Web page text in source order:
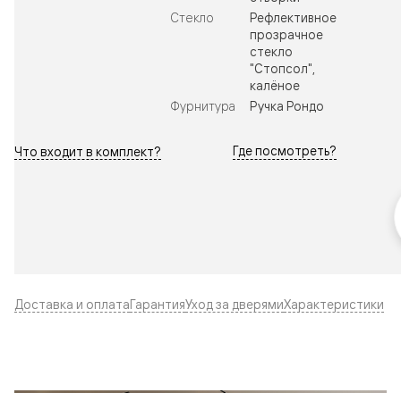
Стекло
Рефлективное
прозрачное
стекло
"Стопсол",
калёное
Фурнитура
Ручка Рондо
Что входит в комплект? Где посмотреть?
Доставка и оплатаГарантияУход за дверямиХарактеристики